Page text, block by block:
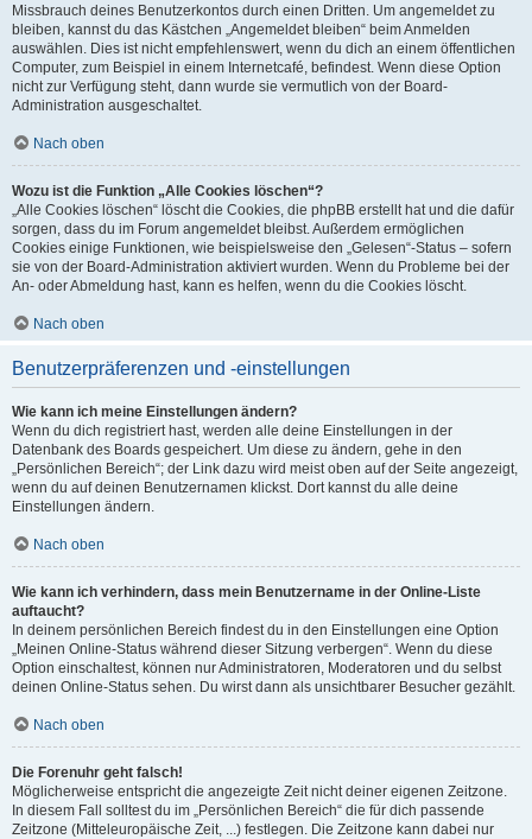
Missbrauch deines Benutzerkontos durch einen Dritten. Um angemeldet zu
bleiben, kannst du das Kästchen „Angemeldet bleiben“ beim Anmelden
auswählen. Dies ist nicht empfehlenswert, wenn du dich an einem öffentlichen
Computer, zum Beispiel in einem Internetcafé, befindest. Wenn diese Option
nicht zur Verfügung steht, dann wurde sie vermutlich von der Board-
Administration ausgeschaltet.
Nach oben
Wozu ist die Funktion „Alle Cookies löschen“?
„Alle Cookies löschen“ löscht die Cookies, die phpBB erstellt hat und die dafür
sorgen, dass du im Forum angemeldet bleibst. Außerdem ermöglichen
Cookies einige Funktionen, wie beispielsweise den „Gelesen“-Status – sofern
sie von der Board-Administration aktiviert wurden. Wenn du Probleme bei der
An- oder Abmeldung hast, kann es helfen, wenn du die Cookies löscht.
Nach oben
Benutzerpräferenzen und -einstellungen
Wie kann ich meine Einstellungen ändern?
Wenn du dich registriert hast, werden alle deine Einstellungen in der
Datenbank des Boards gespeichert. Um diese zu ändern, gehe in den
„Persönlichen Bereich“; der Link dazu wird meist oben auf der Seite angezeigt,
wenn du auf deinen Benutzernamen klickst. Dort kannst du alle deine
Einstellungen ändern.
Nach oben
Wie kann ich verhindern, dass mein Benutzername in der Online-Liste
auftaucht?
In deinem persönlichen Bereich findest du in den Einstellungen eine Option
„Meinen Online-Status während dieser Sitzung verbergen“. Wenn du diese
Option einschaltest, können nur Administratoren, Moderatoren und du selbst
deinen Online-Status sehen. Du wirst dann als unsichtbarer Besucher gezählt.
Nach oben
Die Forenuhr geht falsch!
Möglicherweise entspricht die angezeigte Zeit nicht deiner eigenen Zeitzone.
In diesem Fall solltest du im „Persönlichen Bereich“ die für dich passende
Zeitzone (Mitteleuropäische Zeit, ...) festlegen. Die Zeitzone kann dabei nur